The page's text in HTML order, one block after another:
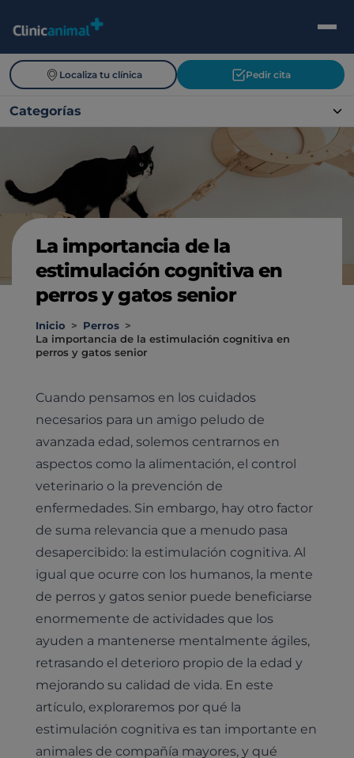
Localiza tu clínica Pedir cita
Categorías
La importancia de la
estimulación cognitiva en
perros y gatos senior
Inicio > Perros >
La importancia de la estimulación cognitiva en
perros y gatos senior
Cuando pensamos en los cuidados
necesarios para un amigo peludo de
avanzada edad, solemos centrarnos en
aspectos como la alimentación, el control
veterinario o la prevención de
enfermedades. Sin embargo, hay otro factor
de suma relevancia que a menudo pasa
desapercibido: la estimulación cognitiva. Al
igual que ocurre con los humanos, la mente
de perros y gatos senior puede beneficiarse
enormemente de actividades que los
ayuden a mantenerse mentalmente ágiles,
retrasando el deterioro propio de la edad y
mejorando su calidad de vida. En este
artículo, exploraremos por qué la
estimulación cognitiva es tan importante en
animales de compañía mayores, y qué